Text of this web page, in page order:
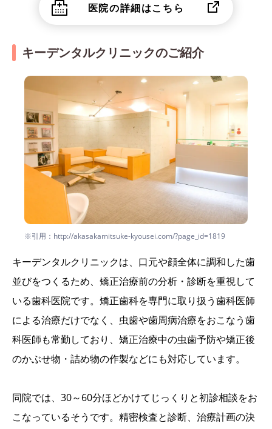
医院の詳細はこちら
キーデンタルクリニックのご紹介
※引用：http://akasakamitsuke-kyousei.com/?page_id=1819
キーデンタルクリニックは、口元や顔全体に調和した歯
並びをつくるため、矯正治療前の分析・診断を重視して
いる歯科医院です。矯正歯科を専門に取り扱う歯科医師
による治療だけでなく、虫歯や歯周病治療をおこなう歯
科医師も常勤しており、矯正治療中の虫歯予防や矯正後
のかぶせ物・詰め物の作製などにも対応しています。
同院では、30～60分ほどかけてじっくりと初診相談をお
こなっているそうです。精密検査と診断、治療計画の決